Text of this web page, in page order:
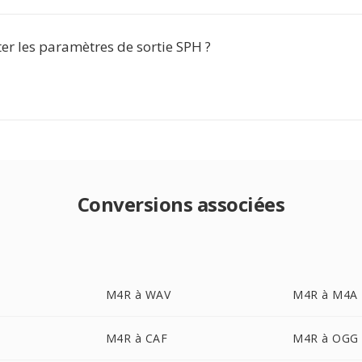
les paramètres de sortie SPH ?
Conversions associées
M4R à WAV M4R à M4A
M4R à CAF M4R à OGG